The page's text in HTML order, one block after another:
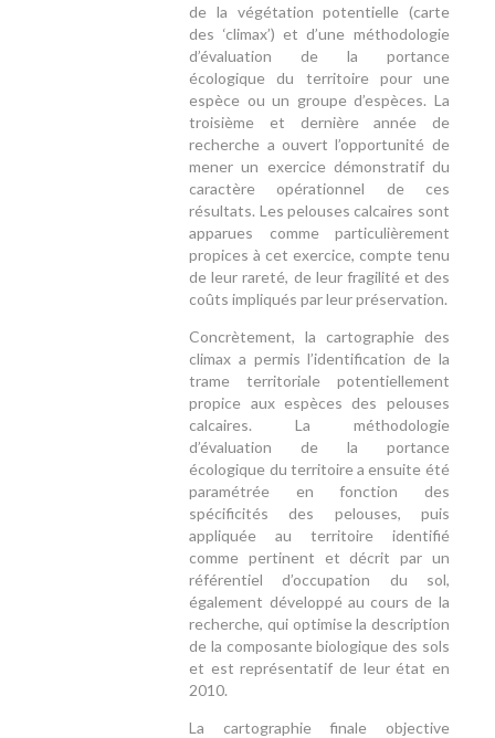
de la végétation potentielle (carte
des ‘climax’) et d’une méthodologie
d’évaluation de la portance
écologique du territoire pour une
espèce ou un groupe d’espèces. La
troisième et dernière année de
recherche a ouvert l’opportunité de
mener un exercice démonstratif du
caractère opérationnel de ces
résultats. Les pelouses calcaires sont
apparues comme particulièrement
propices à cet exercice, compte tenu
de leur rareté, de leur fragilité et des
coûts impliqués par leur préservation.
Concrètement, la cartographie des
climax a permis l’identification de la
trame territoriale potentiellement
propice aux espèces des pelouses
calcaires. La méthodologie
d’évaluation de la portance
écologique du territoire a ensuite été
paramétrée en fonction des
spécificités des pelouses, puis
appliquée au territoire identifié
comme pertinent et décrit par un
référentiel d’occupation du sol,
également développé au cours de la
recherche, qui optimise la description
de la composante biologique des sols
et est représentatif de leur état en
2010.
La cartographie finale objective